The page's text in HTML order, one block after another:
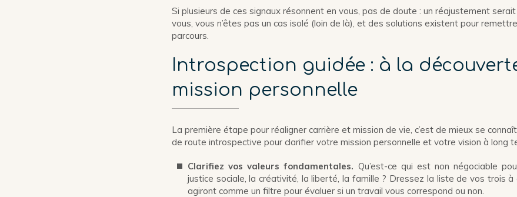
Si plusieurs de ces signaux résonnent en vous, pas de doute : un réajustement
vous, vous n’êtes pas un cas isolé (loin de là), et des solutions existent pour
parcours.
Introspection guidée : à la
mission personnelle
La première étape pour réaligner carrière et mission de vie, c’est de mieux se
de route introspective pour clarifier votre mission personnelle et votre vision à long
Clarifiez vos valeurs fondamentales. Qu’est-ce qui est non négociable
justice sociale, la créativité, la liberté, la famille ? Dressez la liste de vos trois à
agiront comme un filtre pour évaluer si un travail vous correspond ou non.